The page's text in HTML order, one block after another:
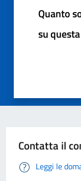
Quanto
su
Contatta il
Leggi le